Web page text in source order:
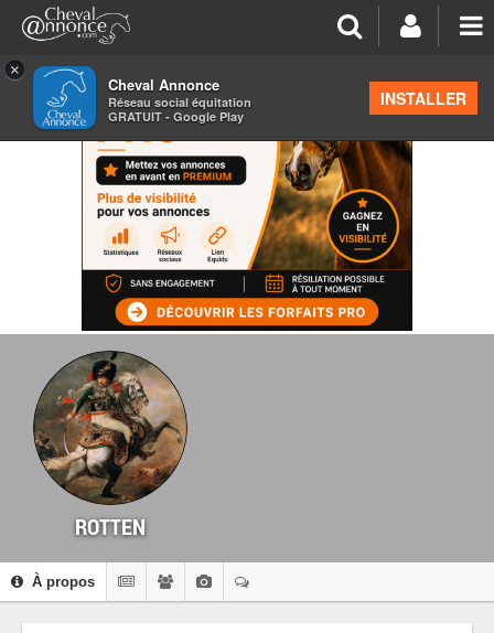
×
Cheval Annonce
Réseau social équitation
GRATUIT - Google Play
INSTALLER
ROTTEN
À propos